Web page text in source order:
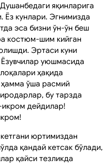
яқинларига
кунлари. Эгнимизда
эса бизни ўн-ўн беш
костюм-шим кийган
Эртаси куни
уюшмасида
ҳақида
ҳамма ўша расмий
бу тарзда
дейдилар!
юртимиздан
қандай кетсак бўлади,
қайси тезликда